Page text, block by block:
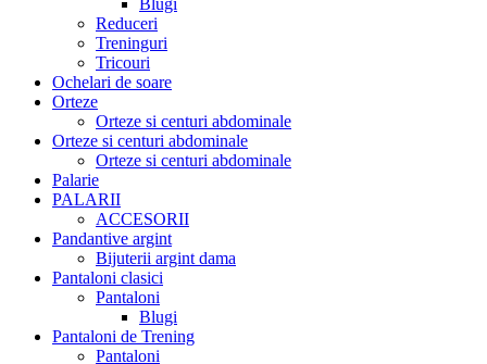
Blugi
Reduceri
Treninguri
Tricouri
Ochelari de soare
Orteze
Orteze si centuri abdominale
Orteze si centuri abdominale
Orteze si centuri abdominale
Palarie
PALARII
ACCESORII
Pandantive argint
Bijuterii argint dama
Pantaloni clasici
Pantaloni
Blugi
Pantaloni de Trening
Pantaloni